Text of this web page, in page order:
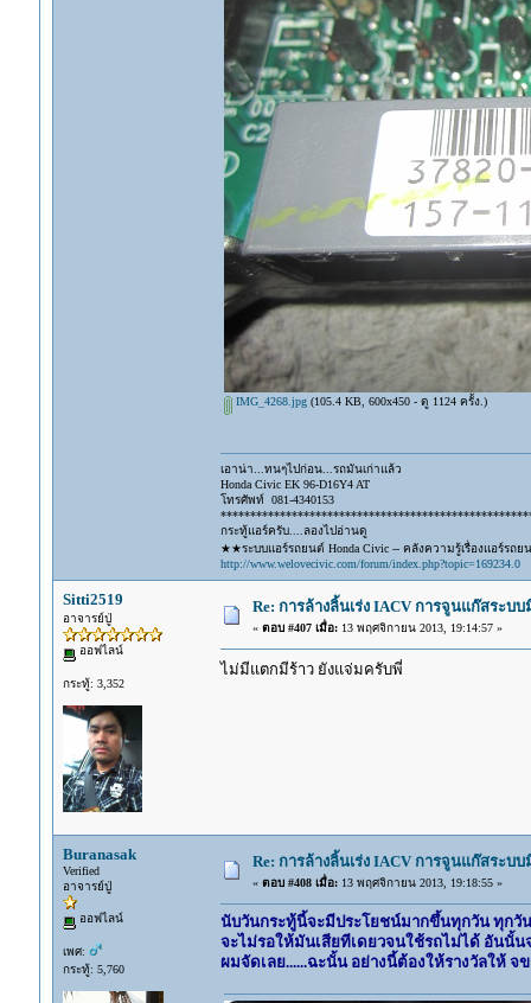
IMG_4268.jpg(105.4 KB, 600x450 - ดู 1124 ครั้ง.)
เอาน่า...ทนๆไปก่อน...รถมันเก่าแล้ว
Honda Civic EK 96-D16Y4 AT
โทรศัพท์ 081-4340153
กระทู้แอร์ครับ....ลองไปอ่านดู
★★ระบบแอร์รถยนต์ Honda Civic -- คลังความรู้เรื่องแอร์รถ
http://www.welovecivic.com/forum/index.php?topic=169234.0
Sitti2519
อาจารย์ปู่
ออฟไลน์
กระทู้: 3,352
Re: การล้างลิ้นเร่ง IACV การจูนแก๊สระ
« ตอบ #407 เมื่อ:13 พฤศจิกายน 2013, 19:14:57 »
ไม่มีแตกมีร้าว ยังแจ่มครับพี่
Buranasak
Verified
อาจารย์ปู่
ออฟไลน์
เพศ:
กระทู้: 5,760
Re: การล้างลิ้นเร่ง IACV การจูนแก๊สระ
« ตอบ #408 เมื่อ:13 พฤศจิกายน 2013, 19:18:55 »
นับวันกระทู้นี้จะมีประโยชน์มากขึ้นทุกวัน ทุกวั
จะไม่รอให้มันเสียทีเดยวจนใช้รถไม่ได้ อันนั้น
ผมจัดเลย......ฉะนั้น อย่างนี้ต้องให้รางวัลให้ จ